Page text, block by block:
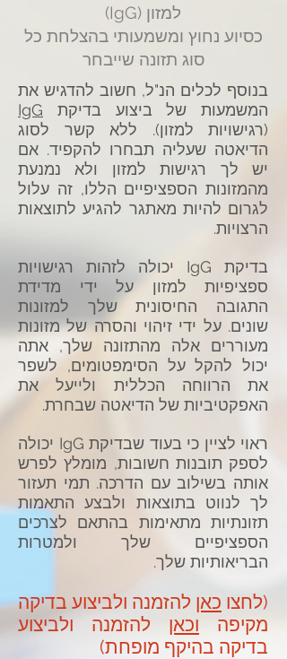
למזון (IgG)
כסיוע נחוץ ומשמעותי בהצלחת כל
סוג תזונה שייבחר
בנוסף לכלים הנ"ל, חשוב להדגיש את
המשמעות של ביצוע בדיקת IgG
(רגישויות למזון). ללא קשר לסוג
הדיאטה שעליה תבחרו להקפיד. אם
יש לך רגישות למזון ולא נמנעת
מהמזונות הספציפיים הללו, זה עלול
לגרום להיות מאתגר להגיע לתוצאות
הרצויות.
בדיקת IgG יכולה לזהות רגישויות
ספציפיות למזון על ידי מדידת
התגובה החיסונית שלך למזונות
שונים. על ידי זיהוי והסרה של מזונות
מעוררים אלה מהתזונה שלך, אתה
יכול להקל על הסימפטומים, לשפר
את הרווחה הכללית ולייעל את
האפקטיביות של הדיאטה שבחרת.
ראוי לציין כי בעוד שבדיקת IgG יכולה
לספק תובנות חשובות, מומלץ לפרש
אותה בשילוב עם הדרכה. תמי תעזור
לך לנווט בתוצאות ולבצע התאמות
תזונתיות מתאימות בהתאם לצרכים
הספציפיים שלך ולמטרות
הבריאותיות שלך.
(לחצו כאן להזמנה ולביצוע בדיקה
מקיפה וכאן ​ להזמנה ולביצוע
בדיקה בהיקף מופחת)